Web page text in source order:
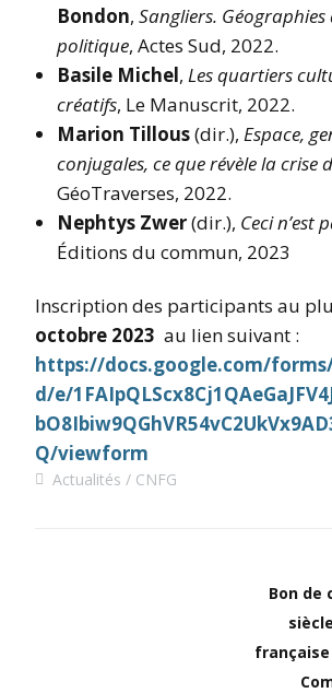
Bondon, Sangliers.
politique, Actes Sud, 2022.
Basile Michel, Les quartiers
créatifs, Le Manuscrit, 2022.
Marion Tillous(dir.), Espace,
conjugales, ce que révèle la crise
GéoTraverses, 2022.
Nephtys Zwer(dir.), Ceci n’est
Éditions du commun, 2023
Inscription des participants au
octobre 2023 au lien suivant :
https://docs.google.com/
d/e/
Q/viewform
Actualités CNFG
Bon de